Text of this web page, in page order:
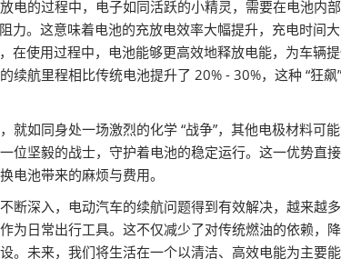
的过程中，电子如同活跃的小精灵，需要在电池内
力。这意味着电池的充放电效率大幅提升，充电时间
在使用过程中，电池能够更高效地释放电能，为车辆
航里程相比传统电池提升了 20% - 30%，这种 “狂
如同身处一场激烈的化学 “战争”，其他电极材料可能
坚毅的战士，守护着电池的稳定运行。这一优势直
电池带来的麻烦与费用。
深入，电动汽车的续航问题得到有效解决，越来越
日常出行工具。这不仅减少了对传统燃油的依赖，
未来，我们将生活在一个以清洁、高效电能为主要